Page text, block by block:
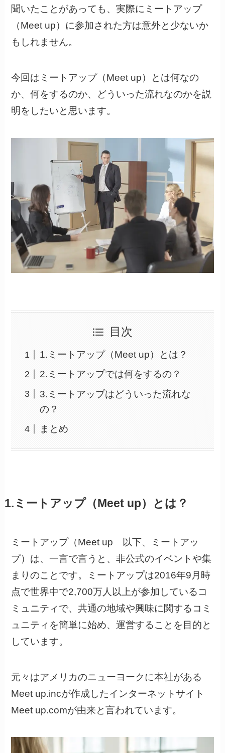
聞いたことがあっても、実際にミートアップ
（Meet up）に参加された方は意外と少ないか
もしれません。
今回はミートアップ（Meet up）とは何なの
か、何をするのか、どういった流れなのかを説
明をしたいと思います。
目次
1.ミートアップ（Meet up）とは？
2.ミートアップでは何をするの？
3.ミートアップはどういった流れな
の？
まとめ
1.ミートアップ（Meet up）とは？
ミートアップ（Meet up 以下、ミートアッ
プ）は、一言で言うと、非公式のイベントや集
まりのことです。ミートアップは2016年9月時
点で世界中で2,700万人以上が参加しているコ
ミュニティで、共通の地域や興味に関するコミ
ュニティを簡単に始め、運営することを目的と
しています。
元々はアメリカのニューヨークに本社がある
Meet up.incが作成したインターネットサイト
Meet up.comが由来と言われています。